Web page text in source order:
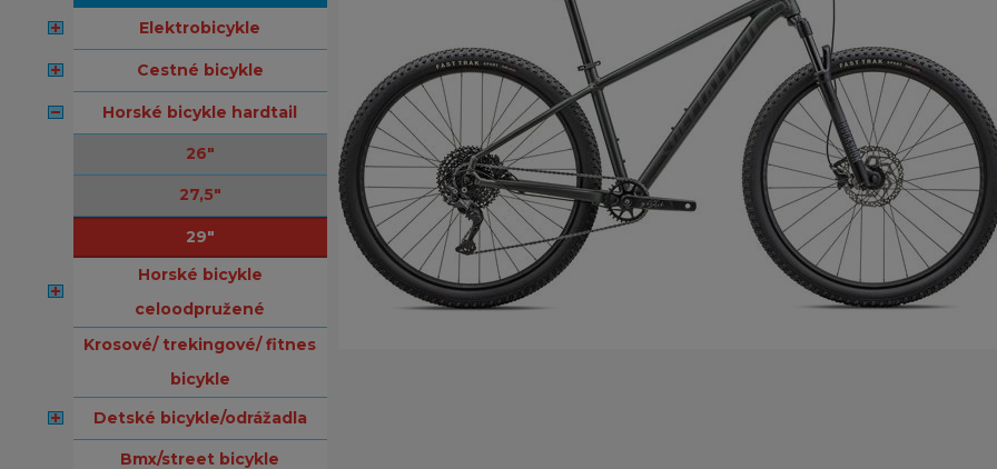
elektrobicykle
cestné bicykle
horské bicykle hardtail
26"
27,5"
29"
horské bicykle
celoodpružené
krosové/ trekingové/ fitnes
bicykle
detské bicykle/odrážadla
bmx/street bicykle